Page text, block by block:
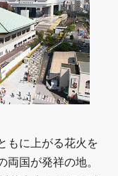
もに上がる花火を
国が発祥の地。